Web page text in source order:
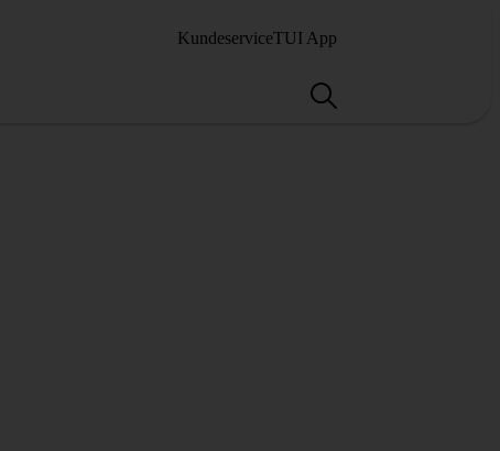
KundeserviceTUI App